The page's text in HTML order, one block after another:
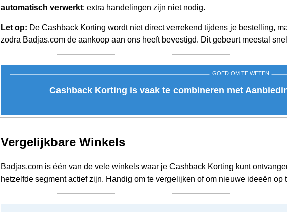
automatisch verwerkt; extra handelingen zijn niet nodig.
Let op: De Cashback Korting wordt niet direct verrekend tijdens je bestelling,
zodra Badjas.com de aankoop aan ons heeft bevestigd. Dit gebeurt meestal
GOED OM TE WETEN
Cashback Korting is vaak te combineren met
Vergelijkbare Winkels
Badjas.com is één van de vele winkels waar je Cashback Korting kunt
hetzelfde segment actief zijn. Handig om te vergelijken of om nieuwe ideeën